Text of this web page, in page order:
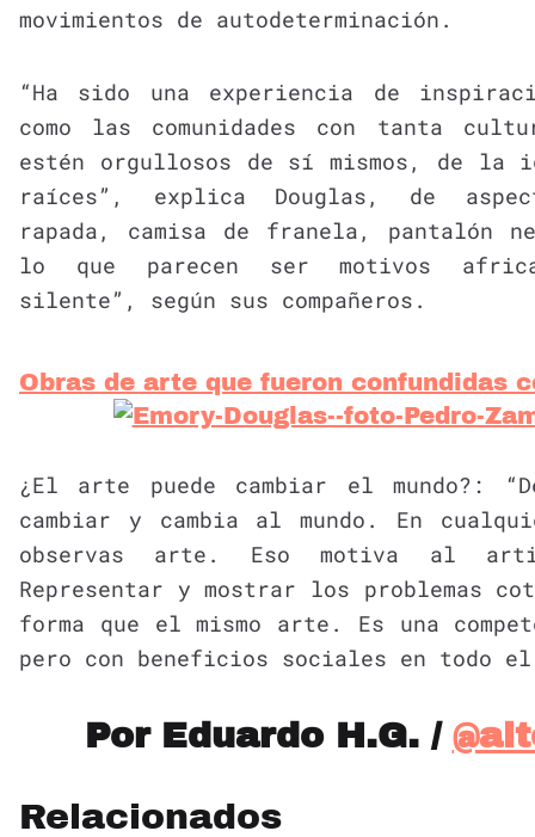
movimientos de autodeterminación.
“Ha sido una experiencia de
como las comunidades con tanta
estén orgullosos de sí mismos, de la
raíces”, explica Douglas, de
rapada, camisa de franela, pantalón
lo que parecen ser motivos
silente”, según sus compañeros.
Obras de arte que fueron confundidas
¿El arte puede cambiar el mundo?:
cambiar y cambia al mundo. En
observas arte. Eso motiva al
Representar y mostrar los problemas
forma que el mismo arte. Es una
pero con beneficios sociales en todo
Por Eduardo H.G. /
Relacionados